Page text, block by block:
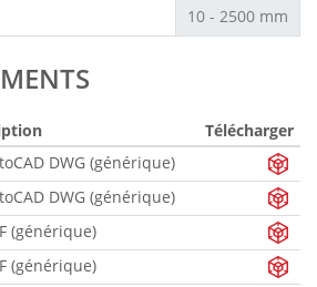
10 - 2500 mm
Télécharger
DWG (générique)
DWG (générique)
(générique)
(générique)